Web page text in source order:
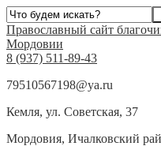
Православный сайт
Мордовии
8 (937) 511-89-43
79510567198@ya.ru
Кемля, ул. Советская, 37
Мордовия, Ичалковский